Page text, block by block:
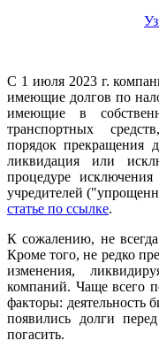
С 1 июля 2023 г.
имеющие долгов по
имеющие в
транспортных
порядок прекращения
ликвидация или
процедуре
учредителей
статье по ссылке.
К сожалению, не
Кроме того, не редко
изменения,
компаний. Чаще всего
факторы: деятельность
появились долги
погасить.